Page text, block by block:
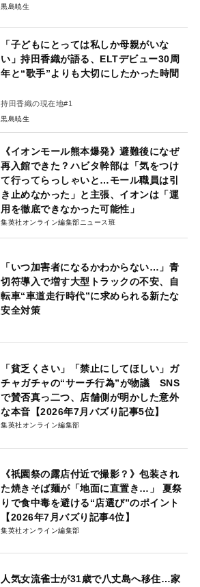
黒島暁生
「子どもにとっては私しか母親がいな
い」持田香織が語る、ELTデビュー30周
年と“歌手”よりも大切にしたかった時間
持田香織の現在地#1
黒島暁生
《イオンモール熊本爆発》避難後になぜ
再入館できた？ハビタ幹部は「気をつけ
て行ってらっしゃいと…モール職員は引
き止めなかった」と主張、イオンは「運
用を徹底できなかった可能性」
集英社オンライン編集部ニュース班
「いつ加害者になるかわからない…」青
切符導入で増す大型トラックの不安、自
転車“車道走行時代”に求められる新たな
安全対策
「貧乏くさい」「禁止にしてほしい」ガ
チャガチャの“サーチ行為”が物議 SNS
で賛否真っ二つ、店舗側が明かした意外
な本音【2026年7月バズり記事5位】
集英社オンライン編集部
《祇園祭の露店付近で撮影？》包装され
た焼きそば麺が「地面に直置き…」 夏祭
りで食中毒を避ける“店選び”のポイント
【2026年7月バズり記事4位】
集英社オンライン編集部
人気女流雀士が31歳で八丈島へ移住…家